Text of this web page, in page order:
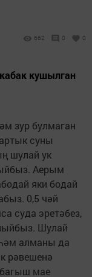
662 0 0
кушылган
зур булмаган
суны
шулай ук
Аерым
яки бодай
0,5 чәй
суда эретәбез,
Шулай
алманы да
рәвешенә
мае